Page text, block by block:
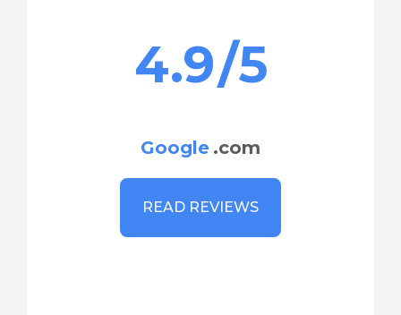
4.9/5
Google .com
READ REVIEWS